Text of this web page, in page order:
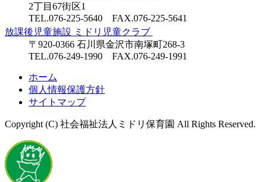
2丁目67街区1
TEL.076-225-5640 FAX.076-225-5641
放課後児童施設 ミドリ児童クラブ
〒920-0366 石川県金沢市南塚町268-3
TEL.076-249-1990 FAX.076-249-1991
ホーム
個人情報保護方針
サイトマップ
Copyright (C) 社会福祉法人ミドリ保育園 All Rights Reserved.